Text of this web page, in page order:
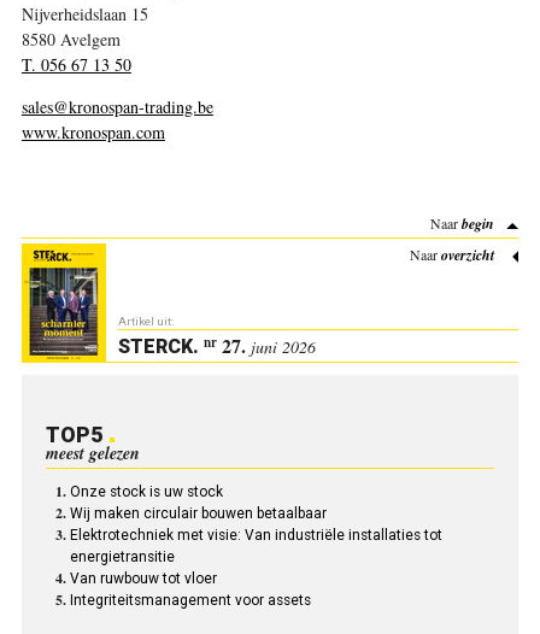
Nijverheidslaan 15
8580 Avelgem
T. 056 67 13 50
sales@kronospan-trading.be
www.kronospan.com
Naarbegin
Naaroverzicht
Artikel uit:
STERCK. nr27. juni 2026
TOP5
meest gelezen
Onze stock is uw stock
Wij maken circulair bouwen betaalbaar
Elektrotechniek met visie: Van industriële installaties tot
energietransitie
Van ruwbouw tot vloer
Integriteitsmanagement voor assets